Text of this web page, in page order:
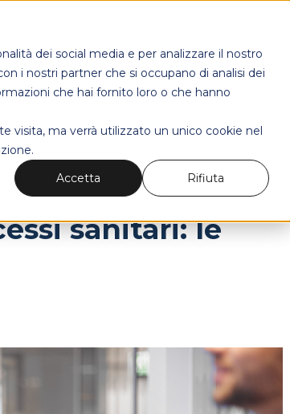
dei social media e per analizzare il nostro
i nostri partner che si occupano di analisi dei
che hai fornito loro o che hanno
visita, ma verrà utilizzato un unico cookie nel
Accetta Rifiuta
MAPS HEALTHCARE
sanitari: le